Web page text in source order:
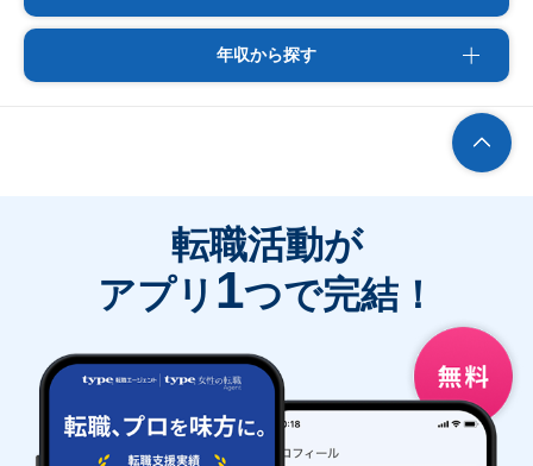
年収から探す
転職活動が
アプリ 1つで完結！